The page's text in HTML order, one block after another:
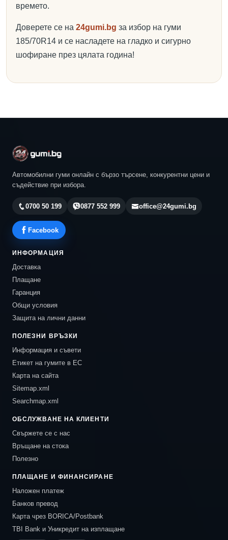
времето.
Доверете се на 24gumi.bg за избор на гуми
185/70R14 и се насладете на гладко и сигурно
шофиране през цялата година!
Автомобилни гуми онлайн с бързо търсене, конкурентни цени и
съдействие при избора.
0700 50 199 0877 552 999 office@24gumi.bg
Facebook
ИНФОРМАЦИЯ
Доставка
Плащане
Гаранция
Общи условия
Защита на лични данни
ПОЛЕЗНИ ВРЪЗКИ
Информация и съвети
Етикет на гумите в ЕС
Карта на сайта
Sitemap.xml
Searchmap.xml
ОБСЛУЖВАНЕ НА КЛИЕНТИ
Свържете се с нас
Връщане на стока
Полезно
ПЛАЩАНЕ И ФИНАНСИРАНЕ
Наложен платеж
Банков превод
Карта чрез BORICA/Postbank
TBI Bank и Уникредит на изплащане